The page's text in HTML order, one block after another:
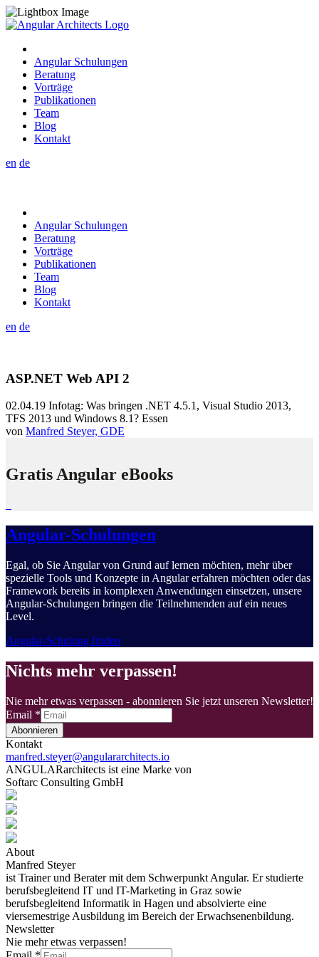
Angular Schulungen
Beratung
Vorträge
Publikationen
Team
Blog
Kontakt
en de
Angular Schulungen
Beratung
Vorträge
Publikationen
Team
Blog
Kontakt
en de
ASP.NET Web API 2
02.04.19 Infotag: Was bringen .NET 4.5.1, Visual Studio 2013,
TFS 2013 und Windows 8.1? Essen
von Manfred Steyer, GDE
Gratis Angular eBooks
Angular-Schulungen
Egal, ob Sie Angular von Grund auf lernen möchten, mehr über
spezielle Tools und Konzepte in Angular erfahren möchten oder das
Framework bereits in komplexen Anwendungen einsetzen, unsere
Angular-Schulungen bringen die Teilnehmenden auf ein neues
Level.
Angular-Schulung finden
Nichts mehr verpassen!
Nie mehr etwas verpassen - abonnieren Sie jetzt unseren Newsletter!
Email *
Abonnieren
Kontakt
manfred.steyer@angulararchitects.io
ANGULARarchitects ist eine Marke von
Softarc Consulting GmbH
About
Manfred Steyer
ist Trainer und Berater mit dem Schwerpunkt Angular. Er studierte
berufsbegleitend IT und IT-Marketing in Graz sowie
berufsbegleitend Informatik in Hagen und absolvierte eine
viersemestrige Ausbildung im Bereich der Erwachsenenbildung.
Newsletter
Nie mehr etwas verpassen!